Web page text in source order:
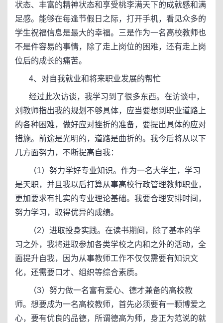
状态、丰富的精神状态和享受桃李满天下的成就感和满
足感。能够在每逢节假日之际，打开手机，看见众多的
学生祝福信息是最大的幸福。三是作为一名高校教师也
不是件容易的事情，除了走上岗位的困难，还有走上岗
位后的成长的痛苦。
4、对自我就业和将来职业发展的帮忙
经过此次访谈，我学习到了很多东西。在访谈中，
刘教师指出我的规划不够具体，应当要想到职业道路上
的各种困难，做好应对挫折的准备，要提出具体的应对
措施。前途是光明的，道路是曲折的。我今后将从以下
几方面努力，不断提高自我：
（1）努力学好专业知识。作为一名大学生，学习
是天职，并且我以后打算从事高校行政管理教师职业，
更加要求有扎实的专业理论基础。我要合理安排时间，
努力学习，取得优异的成绩。
（2）进取投身实践。在读书期间，除了基本的学
习之外，我将进取参加各类学校之内和之外的活动，全
面提升自我，因为从事教师工作不仅仅需要有知识文
化，还需要口才、组织等综合素质。
（3）努力做一名富有爱心、德才兼备的高校教
师。想要成为一名高校教师，首先必须要有一颗博爱之
心，要有优良的品德，所谓德高为师，身正为范说的就